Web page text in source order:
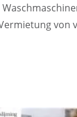
von